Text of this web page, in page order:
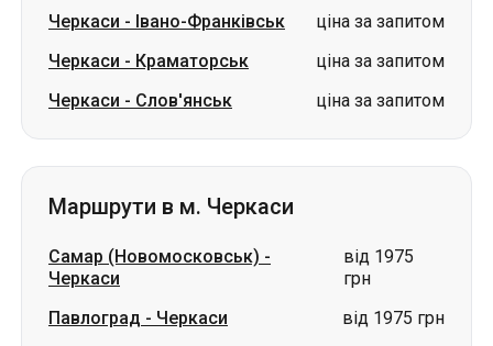
Черкаси - Івано-Франківськ
ціна за запитом
Черкаси - Краматорськ
ціна за запитом
Черкаси - Слов'янськ ціна за запитом
Маршрути в м. Черкаси
Самар (Новомосковськ) -
Черкаси
від 1975
грн
Павлоград - Черкаси
від 1975 грн